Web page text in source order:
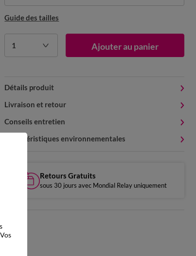
Guide des tailles
1 Ajouter au panier
Détails produit
Livraison et retour
Conseils entretien
Caractéristiques environnementales
Retours Gratuits
sous 30 jours avec Mondial Relay uniquement